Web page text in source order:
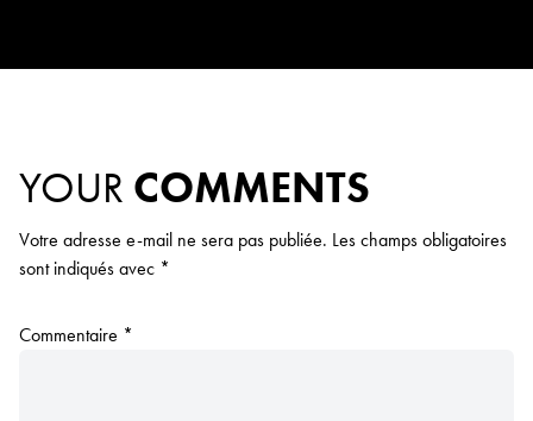
YOUR COMMENTS
Votre adresse e-mail ne sera pas publiée. Les champs obligatoires
sont indiqués avec *
Commentaire *